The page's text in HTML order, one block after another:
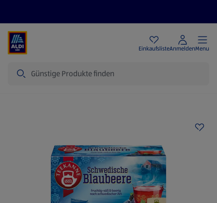
EinkaufslisteAnmeldenMenu